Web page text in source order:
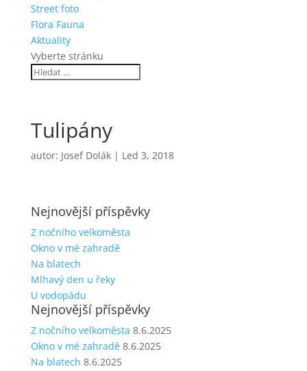
Street foto
Flora Fauna
Aktuality
Vyberte stránku
Tulipány
autor: Josef Dolák| Led 3, 2018
Nejnovější příspěvky
Z nočního velkoměsta
Okno v mé zahradě
Na blatech
Mlhavý den u řeky
U vodopádu
Nejnovější příspěvky
Z nočního velkoměsta 8.6.2025
Okno v mé zahradě 8.6.2025
Na blatech 8.6.2025